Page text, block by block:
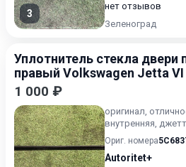
3
нет отзывов
Зеленоград
Уплотнитель стекла двери
правый Volkswagen Jetta VI
1 000 ₽
оригинал,
внутренняя,
Ориг. номера
Autoritet+